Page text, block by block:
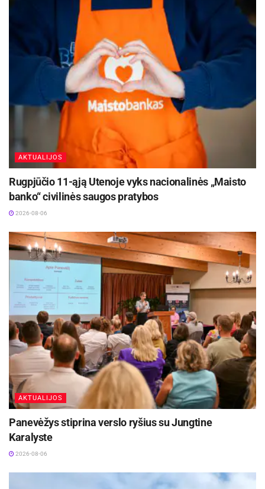
AKTUALIJOS
Rugpjūčio 11-ąją Utenoje vyks nacionalinės „Maisto
banko“ civilinės saugos pratybos
2026-08-06
AKTUALIJOS
Panevėžys stiprina verslo ryšius su Jungtine
Karalyste
2026-08-06